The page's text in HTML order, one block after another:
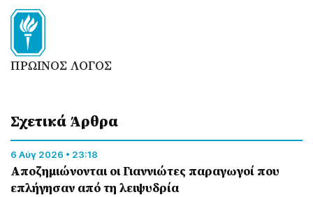
ΠΡΩΙΝΟΣ ΛΟΓΟΣ
Σχετικά Άρθρα
6 Αύγ 2026 • 23:18
Αποζημιώνονται οι Γιαννιώτες παραγωγοί που
επλήγησαν από τη λειψυδρία